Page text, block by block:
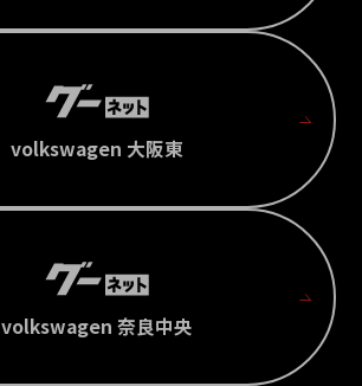
volkswagen 大阪東
volkswagen 奈良中央